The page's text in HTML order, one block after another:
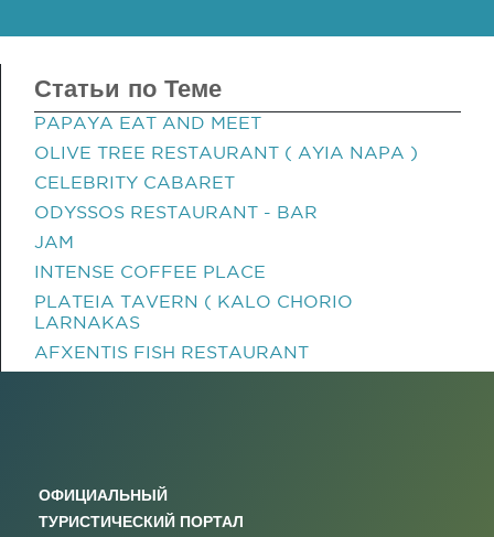
Статьи по Теме
PAPAYA EAT AND MEET
OLIVE TREE RESTAURANT ( AYIA NAPA )
CELEBRITY CABARET
ODYSSOS RESTAURANT - BAR
JAM
INTENSE COFFEE PLACE
PLATEIA TAVERN ( KALO CHORIO
LARNAKAS
AFXENTIS FISH RESTAURANT
ОФИЦИАЛЬНЫЙ
ТУРИСТИЧЕСКИЙ ПОРТАЛ